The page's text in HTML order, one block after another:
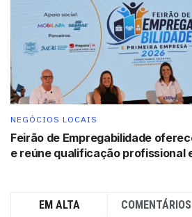
Ela ainda conta que a empresa
vai além dos cursos técnicos.
profissionalizante e formação de
missão é de formar e qualificar
mercado de trabalho por meio dos
rápidos e práticos para atender às
profissionais qualificados na
negócios, infraestrutura, entre
Investimento x Retorno
NEGÓCIOS LOCAIS
Feirão de Empregabilidade
e reúne qualificação profissional
EM ALTA COMENTÁRIOS